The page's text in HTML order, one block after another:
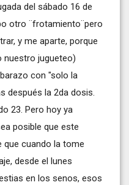
del sábado 16 de
otro ¨frotamiento¨pero
y me aparte, porque
nuestro jugueteo)
con "solo la
después la 2da dosis.
23. Pero hoy ya
posible que este
que cuando la tome
desde el lunes
en los senos, esos